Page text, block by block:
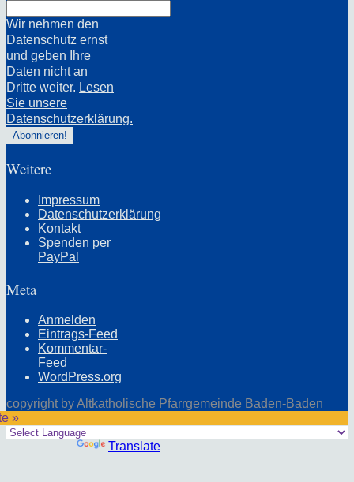
Wir nehmen den
Datenschutz ernst
und geben Ihre
Daten nicht an
Dritte weiter. Lesen
Sie unsere
Datenschutzerklärung.
Weitere
Impressum
Datenschutzerklärung
Kontakt
Spenden per
PayPal
Meta
Anmelden
Eintrags-Feed
Kommentar-
Feed
WordPress.org
copyright by Altkatholische Pfarrgemeinde Baden-Baden
»
Translate